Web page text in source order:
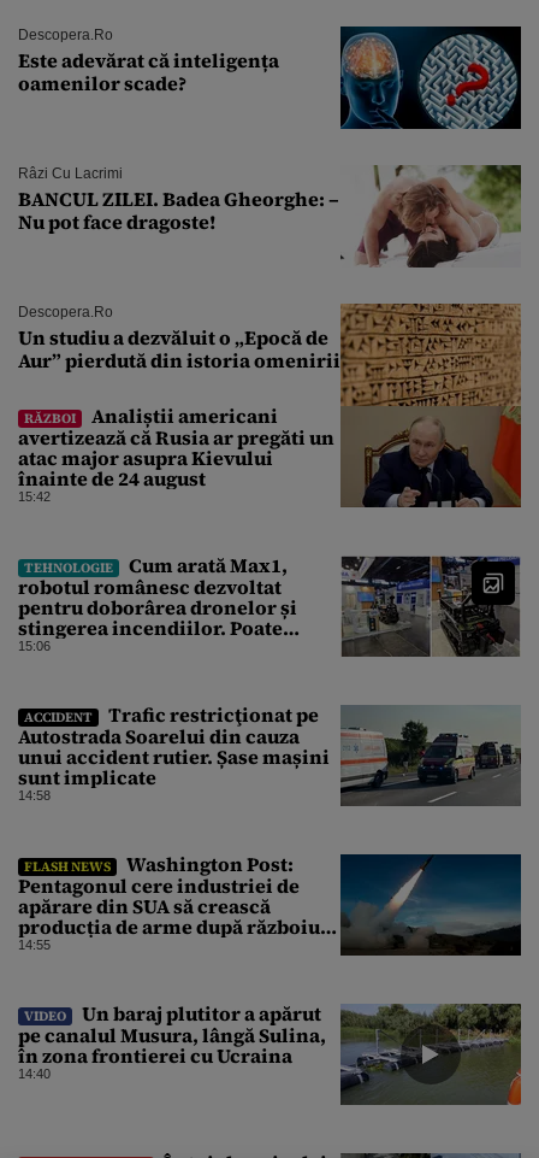
Descopera.ro
Este adevărat că inteligența
oamenilor scade?
Râzi Cu Lacrimi
BANCUL ZILEI. Badea Gheorghe: –
Nu pot face dragoste!
Descopera.ro
Un studiu a dezvăluit o „Epocă de
Aur” pierdută din istoria omenirii
RĂZBOI
Analiștii americani
avertizează că Rusia ar pregăti un
atac major asupra Kievului
înainte de 24 august
15:42
TEHNOLOGIE
Cum arată Max1,
robotul românesc dezvoltat
pentru doborârea dronelor și
stingerea incendiilor. Poate
transporta încărcături de până la
15:06
ACCIDENT
Trafic restricţionat pe
Autostrada Soarelui din cauza
unui accident rutier. Șase mașini
sunt implicate
14:58
FLASH NEWS
Washington Post:
Pentagonul cere industriei de
apărare din SUA să crească
producția de arme după războiul
cu Iranul
14:55
VIDEO
Un baraj plutitor a apărut
pe canalul Musura, lângă Sulina,
în zona frontierei cu Ucraina
14:40